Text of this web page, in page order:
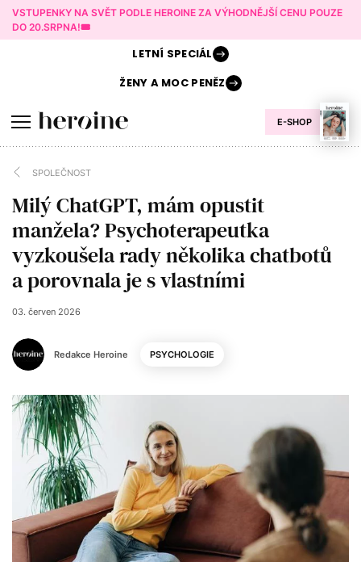
VSTUPENKY NA SVĚT PODLE HEROINE ZA VÝHODNĚJŠÍ CENU POUZE
DO 20.SRPNA!🎟️
E-SHOP
LETNÍ SPECIÁL
ŽENY AMOC PENĚZ
SPOLEČNOST
Milý ChatGPT, mám opustit
manžela? Psychoterapeutka
vyzkoušela rady několika chatbotů
a porovnala je s vlastními
Redakce Heroine
03. červen 2026
PSYCHOLOGIE